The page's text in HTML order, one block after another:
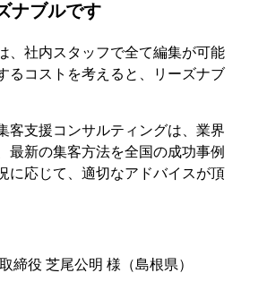
ナブルです
、社内スタッフで全て編集が可能
るコストを考えると、リーズナブ
客支援コンサルティングは、業界
最新の集客方法を全国の成功事例
に応じて、適切なアドバイスが頂
締役 芝尾公明 様（島根県）